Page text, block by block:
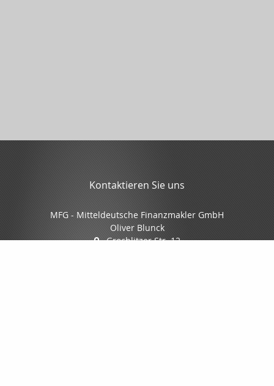
Kontaktieren Sie uns
MFG - Mitteldeutsche Finanzmakler GmbH
Oliver Blunck
Grochlitzer Str. 12